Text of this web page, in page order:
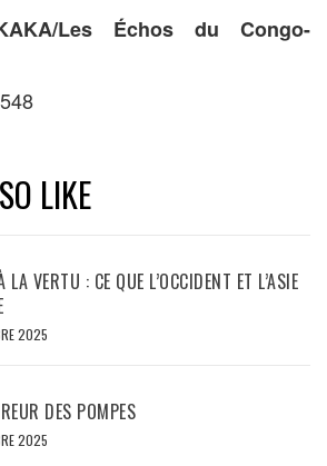
Les Échos du Congo-
LIKE
LA VERTU : CE QUE L’OCCIDENT ET L’ASIE
2025
DES POMPES
2025